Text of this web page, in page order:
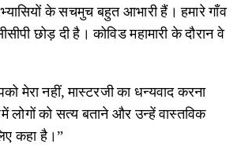
के सचमुच बहुत आभारी हैं। हमारे गाँव
छोड़ दी है। कोविड महामारी के दौरान वे
मेरा नहीं, मास्टरजी का धन्यवाद करना
लोगों को सत्य बताने और उन्हें वास्तविक
कहा है।”